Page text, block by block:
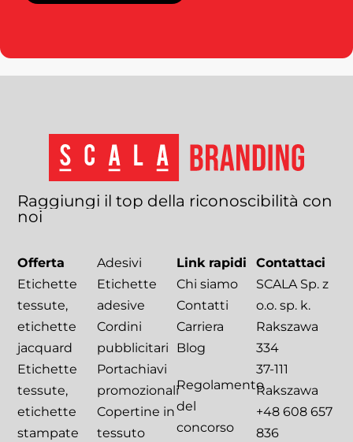
Offerta
Etichette
tessute,
etichette
jacquard
Etichette
tessute,
etichette
stampate
Adesivi
Etichette
adesive
Cordini
pubblicitari
Portachiavi
promozionali
Copertine in
tessuto
Link rapidi
Chi siamo
Contatti
Carriera
Blog
Regolamento
del
concorso
Contattaci
SCALA Sp. z
o.o. sp. k.
Rakszawa
334
37-111
Rakszawa
+48 608 657
836
Raggiungi il top della riconoscibilità con
noi